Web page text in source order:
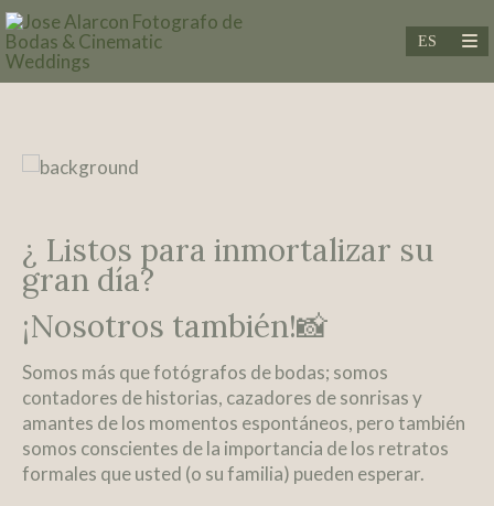
¿ Listos para inmortalizar su
gran día?
¡Nosotros también!📸
Somos más que fotógrafos de bodas; somos
contadores de historias, cazadores de sonrisas y
amantes de los momentos espontáneos, pero también
somos conscientes de la importancia de los retratos
formales que usted (o su familia) pueden esperar.